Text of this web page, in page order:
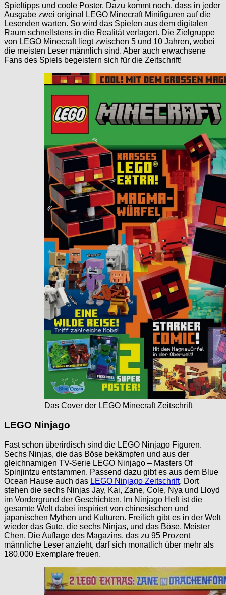
Spieltipps und coole Poster. Dazu kommt noch, dass in jeder
Ausgabe zwei original LEGO Minecraft Minifiguren auf die
Lesenden warten. So wird das Spielen aus dem digitalen
Raum schnellstens in die Realität verlagert. Die Zielgruppe
von LEGO Minecraft liegt zwischen 5 und 10 Jahren, wobei
die meisten Leser männlich sind. Aber auch erwachsene
Fans des Spiels begeistern sich für die Zeitschrift!
Das Cover der LEGO Minecraft Zeitschrift
LEGO Ninjago
Fast schon überirdisch sind die LEGO Ninjago Figuren.
Sechs Ninjas, die das Böse bekämpfen und aus der
gleichnamigen TV-Serie LEGO Ninjago – Masters Of
Spinjintzu entstammen. Passend dazu gibt es aus dem Blue
Ocean Hause auch das LEGO Ninjago Zeitschrift. Dort
stehen die sechs Ninjas Jay, Kai, Zane, Cole, Nya und Lloyd
im Vordergrund der Geschichten. Im Ninjago Heft ist die
gesamte Welt dabei inspiriert von chinesischen und
japanischen Mythen und Kulturen. Freilich gibt es in der Welt
wieder das Gute, die sechs Ninjas, und das Böse, Meister
Chen. Die Auflage des Magazins, das zu 95 Prozent
männliche Leser anzieht, darf sich monatlich über mehr als
180.000 Exemplare freuen.